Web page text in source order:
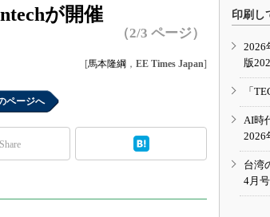
調査（EE Times Research）
クトロニクス入門（EDN
TECHNO-FRONTIER
人とくるま展
が開催
（2/3 ページ）
[馬本隆綱 ， EE Times Japan]
ページへ
Share
印刷し
2026
版
「
AI時
2026
台湾
4月号